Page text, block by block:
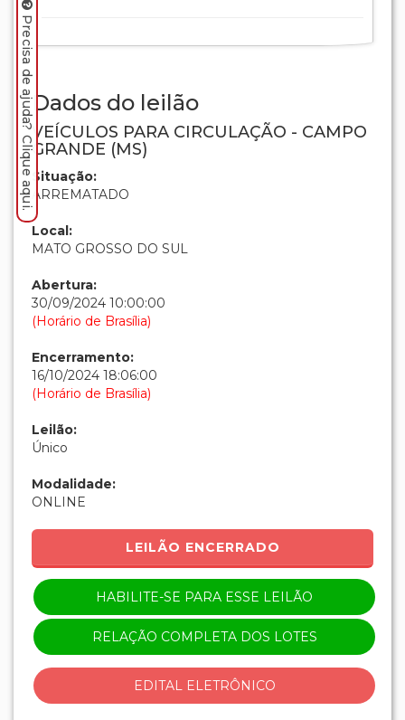
Dados do leilão
VEÍCULOS PARA CIRCULAÇÃO - CAMPO
GRANDE (MS)
Situação:
ARREMATADO
Local:
MATO GROSSO DO SUL
Abertura:
30/09/2024 10:00:00
(Horário de Brasília)
Encerramento:
16/10/2024 18:06:00
(Horário de Brasília)
Leilão:
Único
Modalidade:
ONLINE
LEILÃO ENCERRADO
HABILITE-SE PARA ESSE LEILÃO
RELAÇÃO COMPLETA DOS LOTES
EDITAL ELETRÔNICO
Precisa de ajuda? Clique aqui.